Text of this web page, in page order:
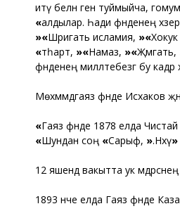
итү белән генә туймыйча,
алдылар. Һади әфәнденең
»
« Шәригать исламия
» , «»
тәһарәт
» , « Намаз
» , « Җәмәгать
» ,
әфәнденең милләтебезгә бу
Мөхәммәдгаяз әфәнде Исхаков
Гаяз әфәнде 1878 елда
»
Шундан соң «Сарыф
» , « Нәхү»
12 яшендә вакытта ук
1893 нче елда Гаяз әфәнде